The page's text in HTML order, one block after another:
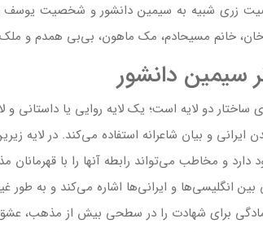
زری شبیه به سیمین دانشور و شخصیت
خانم مسیحادم، مک ماهون، بی‌بی همدم و
سیمین دانشور
دو لایه است؛ یک لایه روایی یا داستانی و
و بیان شاعرانه استفاده می‌کند. در لایه
دارد و مخاطب می‌تواند رابطه آنها را با
انگلیسی‌ها و ایرانی‌ها اشاره می‌کند و به طور
آمادگی برای شهادت را در سطحی بیش از مذهب،